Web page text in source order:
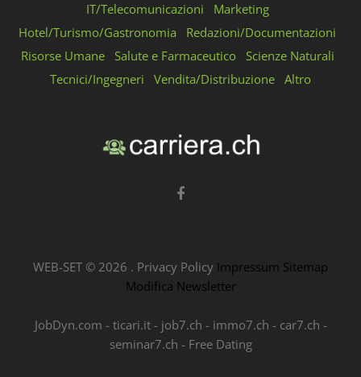
IT/Telecomunicazioni
Marketing
Hotel/Turismo/Gastronomia
Redazioni/Documentazioni
Risorse Umane
Salute e Farmaceutico
Scienze Naturali
Tecnici/Ingegneri
Vendita/Distribuzione Altro
WEB-SET © 2026 . Privacy Policy Impressum Sitemap
Modifica Newsletter
JobDyn.com - ticari.it- job7.ch - immo7.ch - car7.ch -
seminar7.ch - Free Dating